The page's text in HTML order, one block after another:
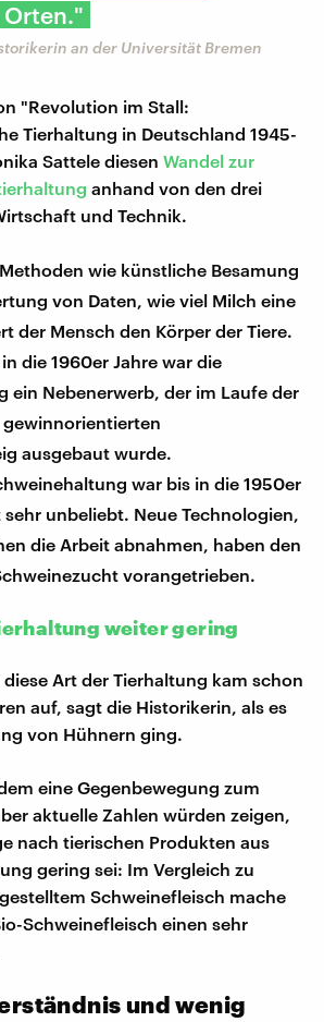
an der Universität Bremen
"Revolution im Stall:
Tierhaltung in Deutschland 1945-
Sattele diesen Wandel zur
anhand von den drei
und Technik.
wie künstliche Besamung
von Daten, wie viel Milch eine
der Mensch den Körper der Tiere.
in die 1960er Jahre war die
ein Nebenerwerb, der im Laufe der
gewinnorientierten
ausgebaut wurde.
war bis in die 1950er
sehr unbeliebt. Neue Technologien,
die Arbeit abnahmen, haben den
vorangetrieben.
weiter gering
Art der Tierhaltung kam schon
auf, sagt die Historikerin, als es
von Hühnern ging.
eine Gegenbewegung zum
aktuelle Zahlen würden zeigen,
nach tierischen Produkten aus
gering sei: Im Vergleich zu
Schweinefleisch mache
Schweinefleisch einen sehr
und wenig